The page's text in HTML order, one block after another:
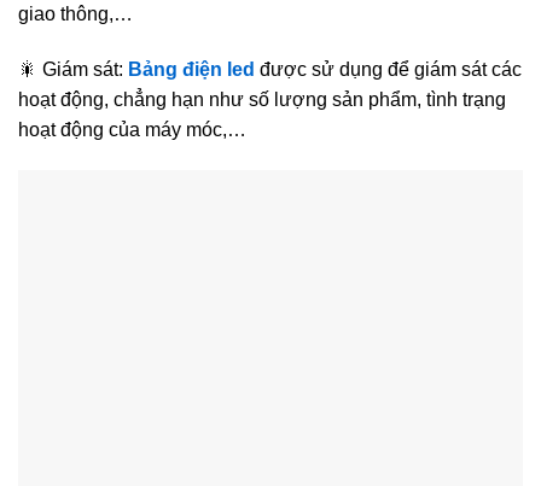
giao thông,…
🎇 Giám sát: Bảng điện led được sử dụng để giám sát các
hoạt động, chẳng hạn như số lượng sản phẩm, tình trạng
hoạt động của máy móc,…